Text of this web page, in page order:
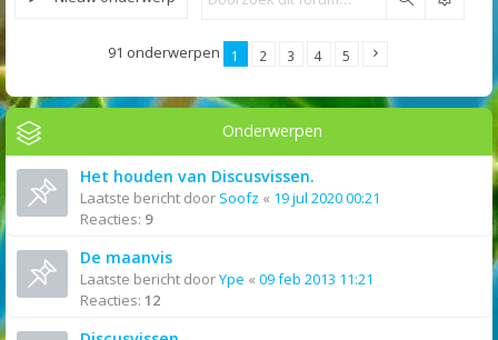
91 onderwerpen 1 2 3 4 5
Onderwerpen
Het houden van Discusvissen.
Laatste bericht door Soofz « 19 jul 2020 00:21
Reacties: 9
De maanvis
Laatste bericht doorYpe « 09 feb 2013 11:21
Reacties: 12